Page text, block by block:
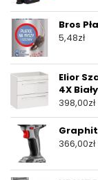
Bros
5,48zł
Elior
4X
398,00zł
366,00zł